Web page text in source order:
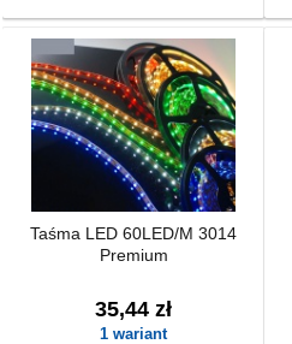
Taśma LED 60LED/M 3014
Premium
35,44 zł
1 wariant